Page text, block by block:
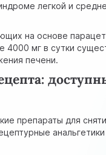
легкой и
на основе
мг в сутки
печени.
препараты для